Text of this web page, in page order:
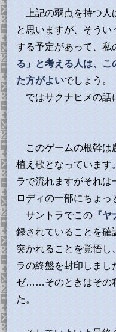
上記の弱点を持つ人
と思いますが、そうい
する予定があって、私
る」と考える人は、こ
た方がよいでしょう。
ではサクナヒメの話
このゲームの根幹は
植え歌となっています
ラで流れますがそれは
ロディの一部にちょっ
サントラでこの 『
録されていることを確
突かれることを覚悟し
ラの終盤を封印しまし
ゼ……そのときはその
た。